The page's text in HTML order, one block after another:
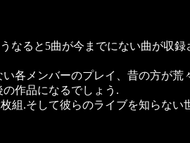
なると5曲が今までにない曲が収
各メンバーのプレイ、昔の方が荒
作品になるでしょう.
組.そして彼らのライブを知らない